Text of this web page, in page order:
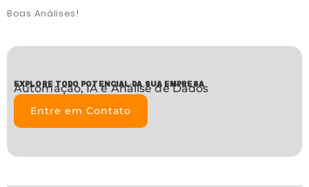
Boas Análises!
EXPLORE TODO POTENCIAL DA SUA EMPRESA
Automação, IA e Análise de Dados
Entre em Contato